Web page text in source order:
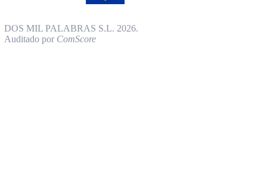
DOS MIL PALABRAS S.L. 2026.
Auditado por ComScore